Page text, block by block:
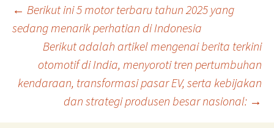
Post
navigation
← Berikut ini 5 motor terbaru tahun 2025 yang
sedang menarik perhatian di Indonesia
Berikut adalah artikel mengenai berita terkini
otomotif di India, menyoroti tren pertumbuhan
kendaraan, transformasi pasar EV, serta kebijakan
dan strategi produsen besar nasional: →